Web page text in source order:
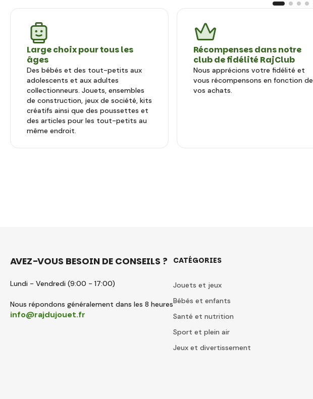
Large choix pour tous les
âges
Des bébés et des tout-petits aux
adolescents et aux adultes
collectionneurs. Jouets, ensembles
de construction, jeux de société, kits
créatifs ainsi que des poussettes et
des articles pour les tout-petits au
même endroit.
Récompenses dans notre
club de fidélité RajClub
Nous apprécions votre fidélité et
vous récompensons en fonction de
vos achats.
AVEZ-VOUS BESOIN DE CONSEILS ?
Lundi - Vendredi (9:00 - 17:00)
Nous répondons généralement dans les 8 heures
info@rajdujouet.fr
CATÉGORIES
Jouets et jeux
Bébés et enfants
Santé et nutrition
Sport et plein air
Jeux et divertissement